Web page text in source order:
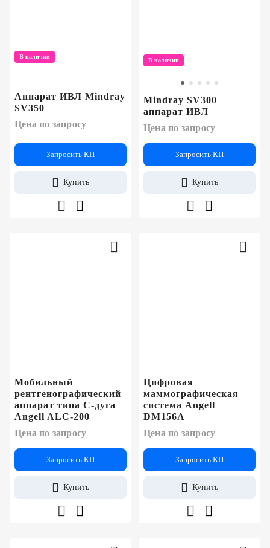
В наличии
Аппарат ИВЛ Mindray
SV350
Цена по запросу
Запросить КП
Купить
В наличии
Mindray SV300
аппарат ИВЛ
Цена по запросу
Запросить КП
Купить
Мобильный
рентгенографический
аппарат типа C-дуга
Angell ALC-200
Цена по запросу
Запросить КП
Купить
Цифровая
маммографическая
система Angell
DM156A
Цена по запросу
Запросить КП
Купить